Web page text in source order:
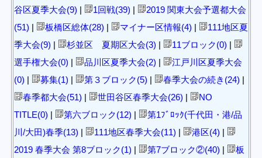
谷区夏季大会(9) | 1回戦(39) |
2019 関東大会予選都大会
(51) | 板橋区総体(28) | マイナー区情報(4) |
111地区夏
季大会(9) | 杉並区 夏期区大会(3) | 11ブロック(0) |
選手権大会(0) | 品川区夏季大会(2) |
江戸川区夏季大会
(0) | 募集(1) | 第３ブロック(5) | 春季大会の続き(24) |
春季都大会(51) | 世田谷区春季大会(26) |
NO
TITLE(0) | 第六ブロック(12) |
第1ﾌﾞﾛｯｸ(千代田・港/品
川/大田)春季(13) | 111地区春季大会(11) | 港区(4) |
2019 春季大会 第8ブロック(1) | 第7ブロック②(40) |
板